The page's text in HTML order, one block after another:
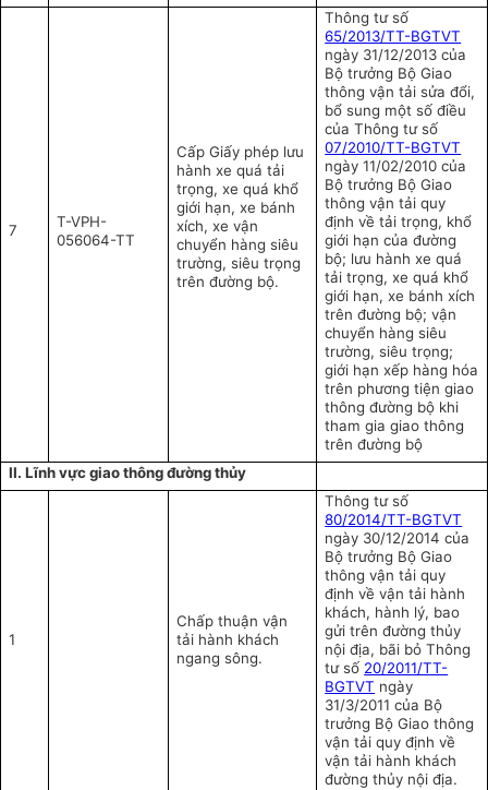
7
T-VPH-
056064-TT
Cấp Giấy phép lưu
hành xe quá tải
trọng, xe quá khổ
giới hạn, xe bánh
xích, xe vận
chuyển hàng siêu
trường, siêu trọng
trên đường bộ.
Thông tư số
65/2013/TT-BGTVT
ngày 31/12/2013 của
Bộ trưởng Bộ Giao
thông vận tải sửa đổi,
bổ sung một số điều
của Thông tư số
07/2010/TT-BGTVT
ngày 11/02/2010 của
Bộ trưởng Bộ Giao
thông vận tải quy
định về tải trọng, khổ
giới hạn của đường
bộ; lưu hành xe quá
tải trọng, xe quá khổ
giới hạn, xe bánh xích
trên đường bộ; vận
chuyển hàng siêu
trường, siêu trọng;
giới hạn xếp hàng hóa
trên phương tiện giao
thông đường bộ khi
tham gia giao thông
trên đường bộ
II. Lĩnh vực giao thông đường thủy
1
Chấp thuận vận
tải hành khách
ngang sông.
Thông tư số
80/2014/TT-BGTVT
ngày 30/12/2014 của
Bộ trưởng Bộ Giao
thông vận tải quy
định về vận tải hành
khách, hành lý, bao
gửi trên đường thủy
nội địa, bãi bỏ Thông
tư số 20/2011/TT-
BGTVT ngày
31/3/2011 của Bộ
trưởng Bộ Giao thông
vận tải quy định về
vận tải hành khách
đường thủy nội địa.